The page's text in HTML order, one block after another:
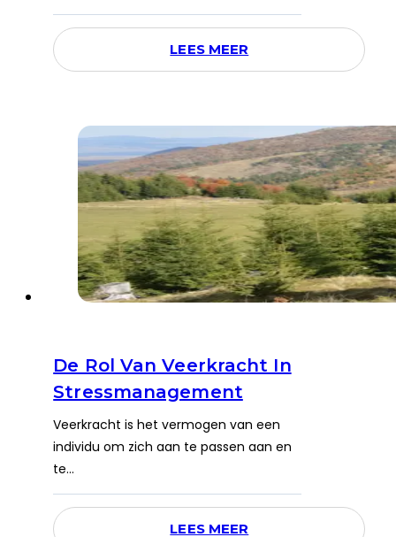
LEES MEER
De Rol Van Veerkracht In
Stressmanagement
Veerkracht is het vermogen van een
individu om zich aan te passen aan en
te…
LEES MEER